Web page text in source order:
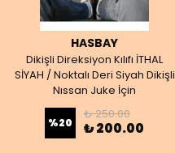
HASBAY
Dikişli Direksiyon Kılıfı İTHAL
SİYAH / Noktalı Deri Siyah Dikişli
Nıssan Juke İçin
%20
₺ 250.00
₺ 200.00